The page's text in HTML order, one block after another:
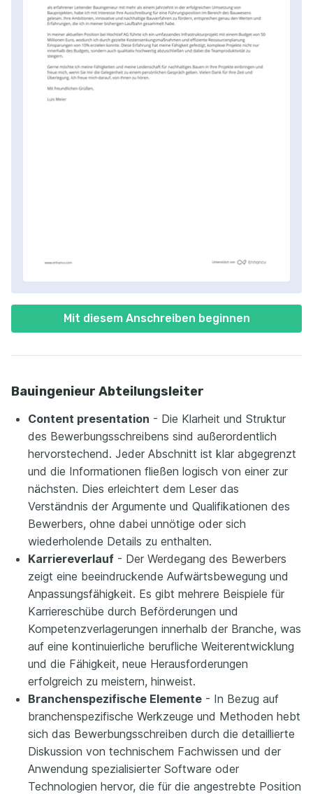
Mit diesem Anschreiben beginnen
Bauingenieur Abteilungsleiter
Content presentation - Die Klarheit und Struktur
des Bewerbungsschreibens sind außerordentlich
hervorstechend. Jeder Abschnitt ist klar abgegrenzt
und die Informationen fließen logisch von einer zur
nächsten. Dies erleichtert dem Leser das
Verständnis der Argumente und Qualifikationen des
Bewerbers, ohne dabei unnötige oder sich
wiederholende Details zu enthalten.
Karriereverlauf - Der Werdegang des Bewerbers
zeigt eine beeindruckende Aufwärtsbewegung und
Anpassungsfähigkeit. Es gibt mehrere Beispiele für
Karriereschübe durch Beförderungen und
Kompetenzverlagerungen innerhalb der Branche, was
auf eine kontinuierliche berufliche Weiterentwicklung
und die Fähigkeit, neue Herausforderungen
erfolgreich zu meistern, hinweist.
Branchenspezifische Elemente - In Bezug auf
branchenspezifische Werkzeuge und Methoden hebt
sich das Bewerbungsschreiben durch die detaillierte
Diskussion von technischem Fachwissen und der
Anwendung spezialisierter Software oder
Technologien hervor, die für die angestrebte Position